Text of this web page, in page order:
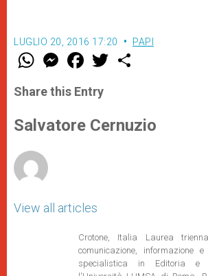
LUGLIO 20, 2016 17:20 PAPI
W
t
s
p
p
M
e
s
e
g
e
F
a
e
b
o
k
w
r
Share this Entry
Salvatore Cernuzio
View all articles
Crotone, Italia Laurea
comunicazione, informazione
specialistica in Editoria e